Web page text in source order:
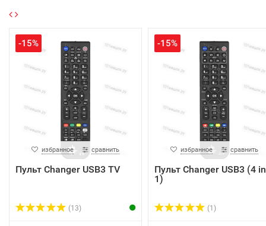
-15%
избранное сравнить
Пульт Changer USB3 TV
(13)
-15%
избранное сравнить
Пульт Changer USB3 (4 in
1)
(1)